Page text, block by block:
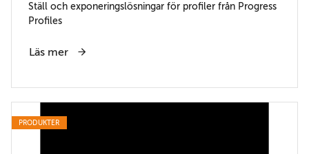
Ställ och exponeringslösningar för profiler från Progress
Profiles
Läs mer
PRODUKTER